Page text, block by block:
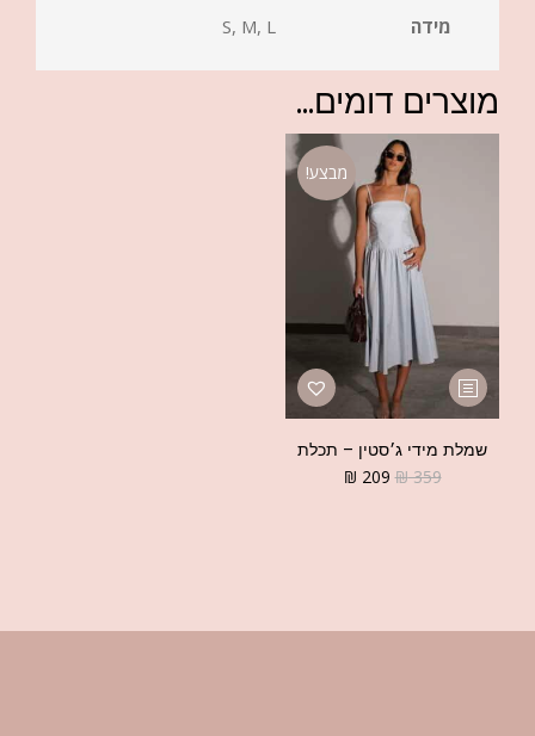
מידה S, M, L
מוצרים דומים...
מבצע!
שמלת מידי ג׳סטין – תכלת
₪359
₪ 209